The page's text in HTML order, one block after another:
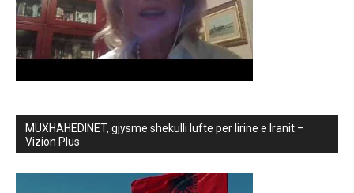
MUXHAHEDINET, gjysme shekulli lufte per lirine e Iranit –
Vizion Plus